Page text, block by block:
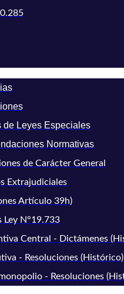
de Leyes Especiales
Normativas
de Carácter General
Extrajudiciales
Artículo 39h)
Ley N°19.733
Central - Dictámenes
- Resoluciones (Histórico)
- Resoluciones